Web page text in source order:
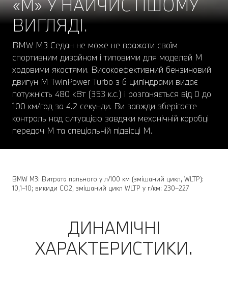
«М» У НАЙЧИСТІШОМУ
ВИГЛЯДІ.
BMW M3 Седан не може не вражати своїм
спортивним дизайном і типовими для моделей M
ходовими якостями. Високоефективний бензиновий
двигун M TwinPower Turbo з 6 циліндрами видає
потужність 480 кВт (353 к.с.) і розганяється від 0 до
100 км/год за 4.2 секунди. Ви завжди зберігаєте
контроль над ситуацією завдяки механічній коробці
передач M та спеціальній підвісці M.
BMW M3: Витрата пального у л/100 км (змішаний цикл, WLTP):
10,1–10; викиди CO2, змішаний цикл WLTP у г/км: 230–227
ДИНАМІЧНІ
ХАРАКТЕРИСТИКИ.